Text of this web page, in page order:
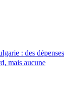
: des dépenses
mais aucune